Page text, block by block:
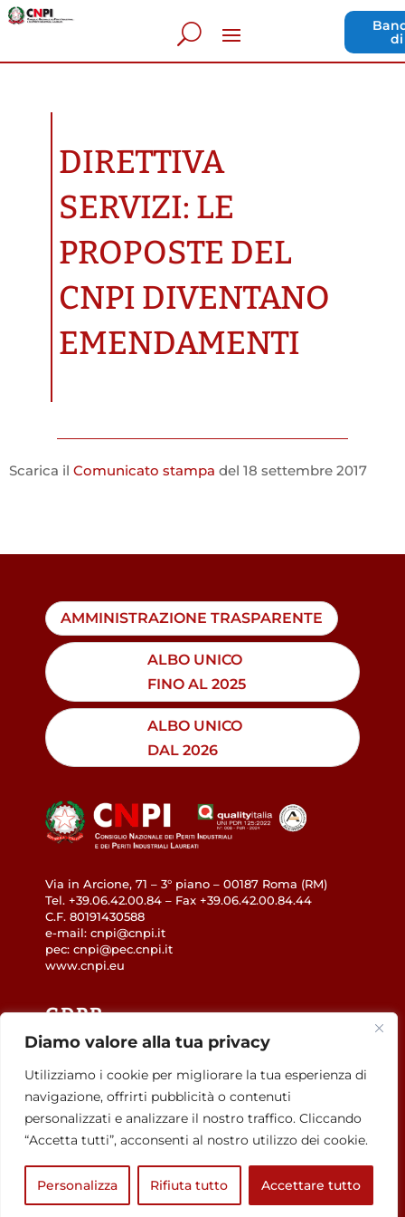
Diamo valore alla tua privacy
Utilizziamo i cookie per migliorare la tua esperienza di
navigazione, offrirti pubblicità o contenuti
personalizzati e analizzare il nostro traffico. Cliccando
“Accetta tutti”, acconsenti al nostro utilizzo dei cookie.
Personalizza Rifiuta tutto Accettare tutto
DIRETTIVA
SERVIZI: LE
PROPOSTE DEL
CNPI DIVENTANO
EMENDAMENTI
Scarica ilComunicato stampa del 18 settembre 2017
AMMINISTRAZIONE TRASPARENTE
ALBO UNICO
FINO AL 2025
ALBO UNICO
DAL 2026
Via in Arcione, 71 – 3° piano – 00187 Roma (RM)
Tel. +39.06.42.00.84 – Fax +39.06.42.00.84.44
C.F. 80191430588
e-mail: cnpi@cnpi.it
pec: cnpi@pec.cnpi.it
www.cnpi.eu
GDPR
Privacy Policy
Cookie Policy
Accessibilità